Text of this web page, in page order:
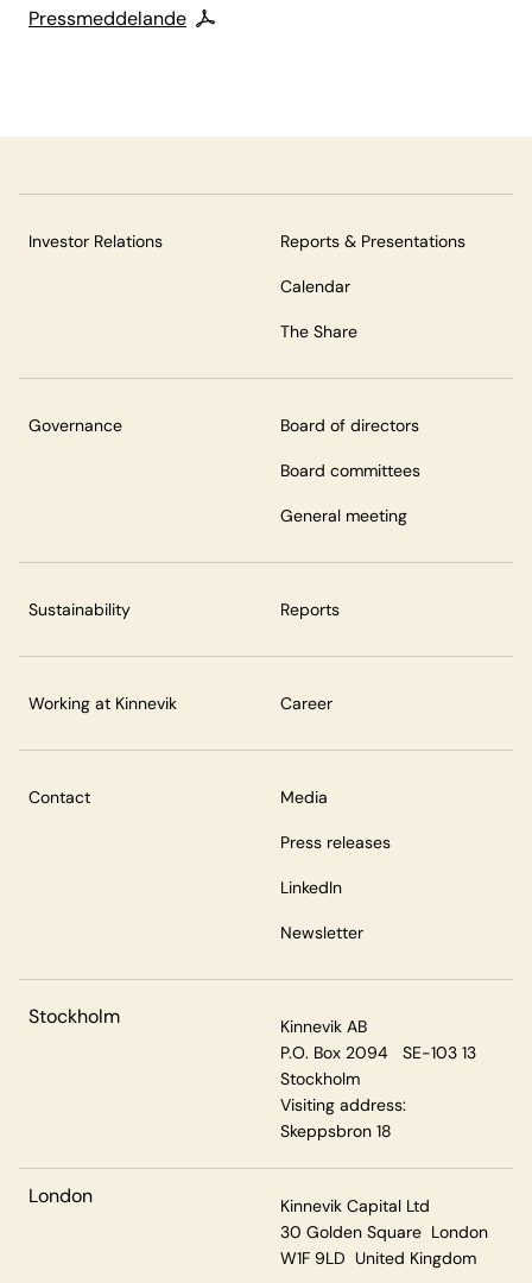
Pressmeddelande
Investor Relations Reports & Presentations
Calendar
The Share
Governance Board of directors
Board committees
General meeting
Sustainability Reports
Working at Kinnevik Career
Contact Media
Press releases
LinkedIn
Newsletter
Stockholm
Kinnevik AB
P.O. Box 2094 SE-103 13
Stockholm
Visiting address:
Skeppsbron 18
London
Kinnevik Capital Ltd
30 Golden Square London
W1F 9LD United Kingdom